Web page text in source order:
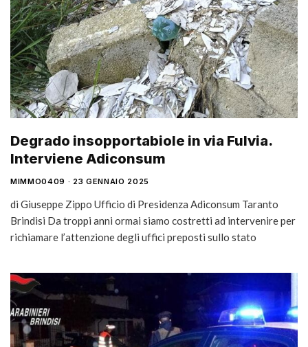
Degrado insopportabiole in via Fulvia.
Interviene Adiconsum
MIMMO0409 23 GENNAIO 2025
di Giuseppe Zippo Ufficio di Presidenza Adiconsum Taranto
Brindisi Da troppi anni ormai siamo costretti ad intervenire per
richiamare l’attenzione degli uffici preposti sullo stato